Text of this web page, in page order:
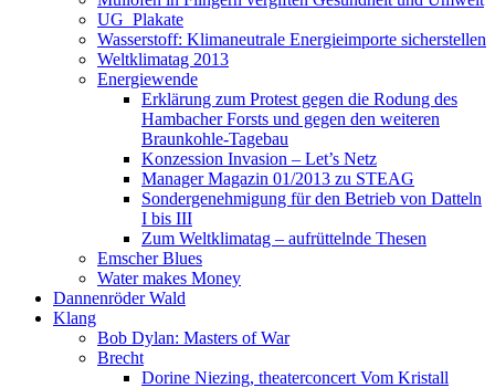
UG_Plakate
Wasserstoff: Klimaneutrale Energieimporte sicherstellen
Weltklimatag 2013
Energiewende
Erklärung zum Protest gegen die Rodung des
Hambacher Forsts und gegen den weiteren
Braunkohle-Tagebau
Konzession Invasion – Let’s Netz
Manager Magazin 01/2013 zu STEAG
Sondergenehmigung für den Betrieb von Datteln
I bis III
Zum Weltklimatag – aufrüttelnde Thesen
Emscher Blues
Water makes Money
Dannenröder Wald
Klang
Bob Dylan: Masters of War
Brecht
Dorine Niezing, theaterconcert Vom Kristall